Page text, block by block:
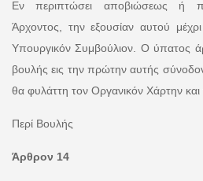
Εν περιπτώσει αποβιώσεως ή
Άρχοντος, την εξουσίαν αυτού
Υπουργικόν Συμβούλιον. Ο ύπατος
βουλής εις την πρώτην αυτής
θα φυλάττη τον Οργανικόν Χάρτην και
Περί Βουλής
Άρθρον 14